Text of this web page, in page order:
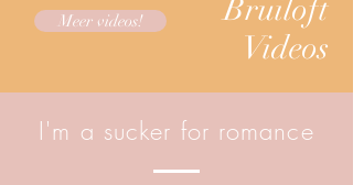
Bruiloft
Videos
Meer videos!
I'm a sucker for romance